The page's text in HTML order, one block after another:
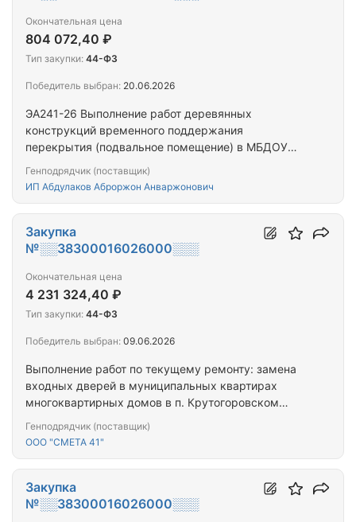
ЭА241-26 Выполнение работ деревянных
конструкций временного поддержания
перекрытия (подвальное помещение) в МБДОУ
Генподрядчик (поставщик)
ИП Абдулаков Аброржон Анваржонович
Окончательная цена
804 072,40 ₽
Тип закупки: 44-ФЗ
Победитель выбран: 20.06.2026
Выполнение работ по текущему ремонту: замена
входных дверей в муниципальных квартирах
многоквартирных домов в п. Крутогоровском
Камчатского края
Генподрядчик (поставщик)
ООО "СМЕТА 41"
Закупка
№░░38300016026000░░░
Окончательная цена
4 231 324,40 ₽
Тип закупки: 44-ФЗ
Победитель выбран: 09.06.2026
Закупка
№░░38300016026000░░░